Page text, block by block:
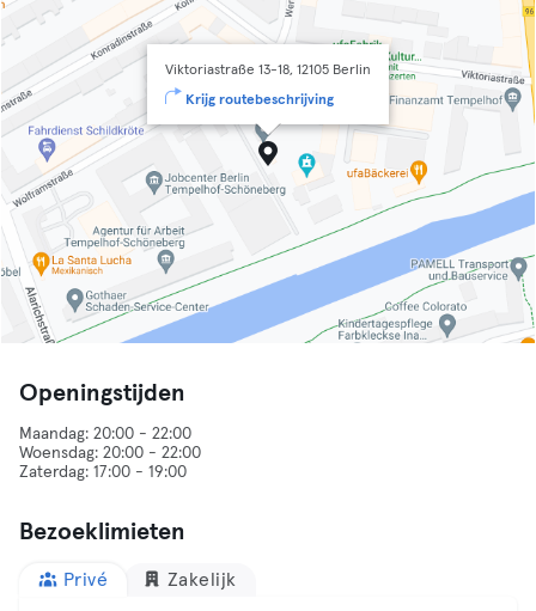
Viktoriastraße 13-18, 12105 Berlin
Krijg routebeschrijving
Openingstijden
Maandag: 20:00 - 22:00
Woensdag: 20:00 - 22:00
Bezoeklimieten
Privé Zakelijk